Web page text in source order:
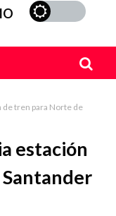
tren para Norte de
estación